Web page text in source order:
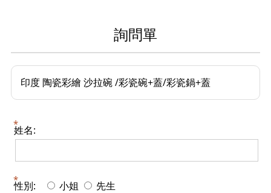
詢問單
印度 陶瓷彩繪 沙拉碗 /彩瓷碗+蓋/彩瓷鍋+蓋
姓名:
性別: 小姐 先生